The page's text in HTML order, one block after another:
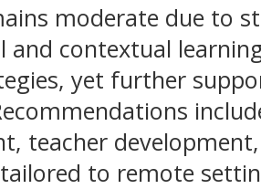
moderate due to
and contextual
yet further
teacher
to remote